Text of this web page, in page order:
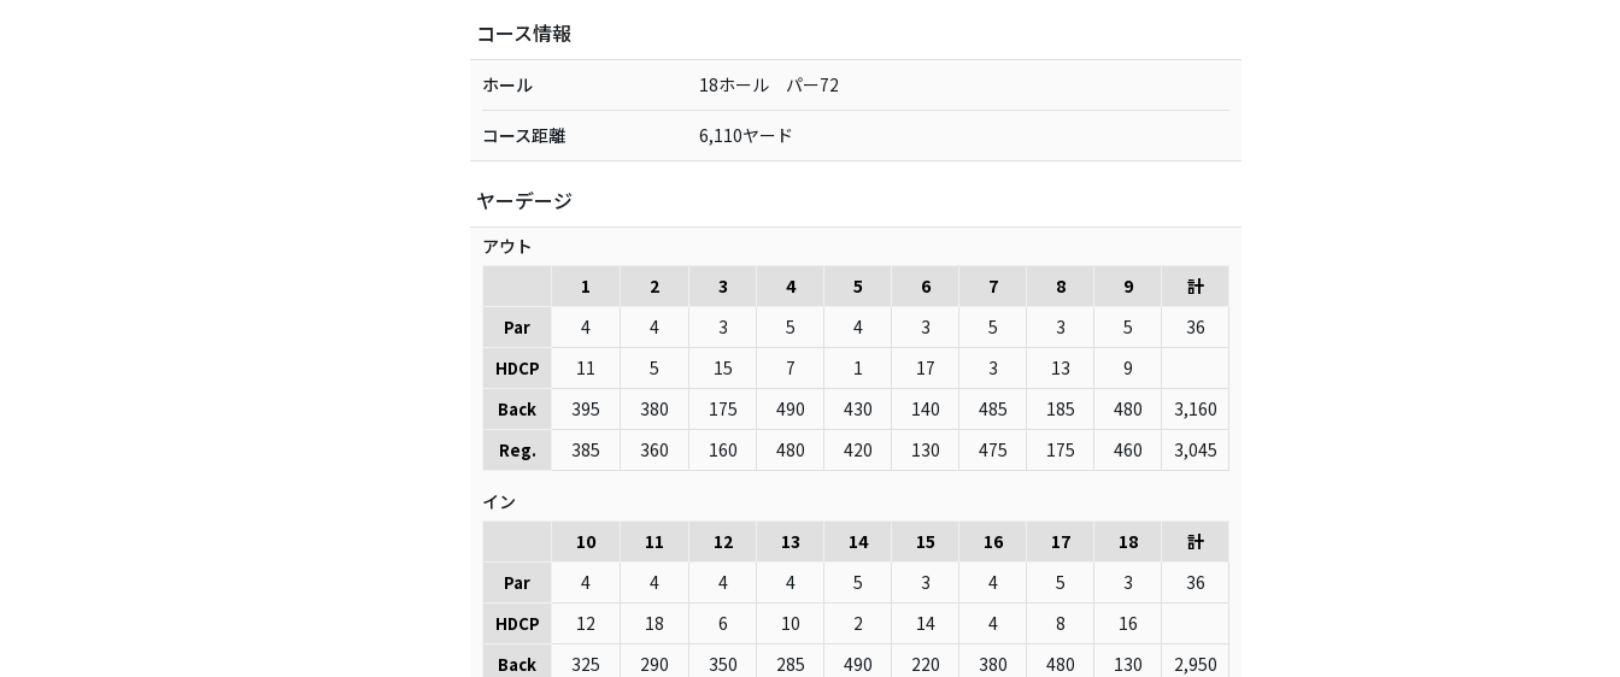
コース情報
ホール 18ホール パー72
コース距離 6,110ヤード
ヤーデージ
アウト
1
2 3 4 5 6 7 8 9 計
Par 4 4 3 5 4 3 5 3 5 36
HDCP 11 5 15 7 1 17 3 13 9
Back 395 380 175 490 430 140 485 185 480 3,160
Reg. 385 360 160 480 420 130 475 175 460 3,045
イン
10
11 12 13 14 15 16 17 18 計
Par 4 4 4 4 5 3 4 5 3 36
HDCP 12 18 6 10 2 14 4 8 16
Back 325 290 350 285 490 220 380 480 130 2,950